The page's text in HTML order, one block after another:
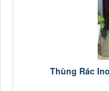
Thùng Rác